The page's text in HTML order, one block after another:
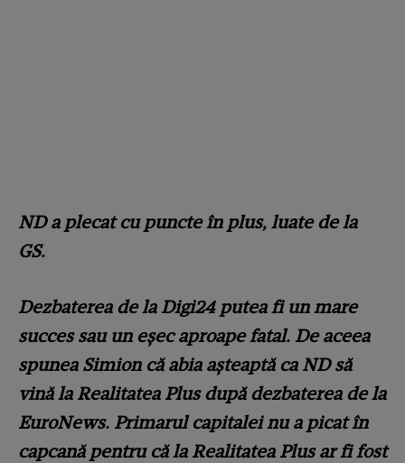
ND a plecat cu puncte în plus, luate de la
GS.
Dezbaterea de la Digi24 putea fi un mare
succes sau un eșec aproape fatal. De aceea
spunea Simion că abia așteaptă ca ND să
vină la Realitatea Plus după dezbaterea de la
EuroNews. Primarul capitalei nu a picat în
capcană pentru că la Realitatea Plus ar fi fost